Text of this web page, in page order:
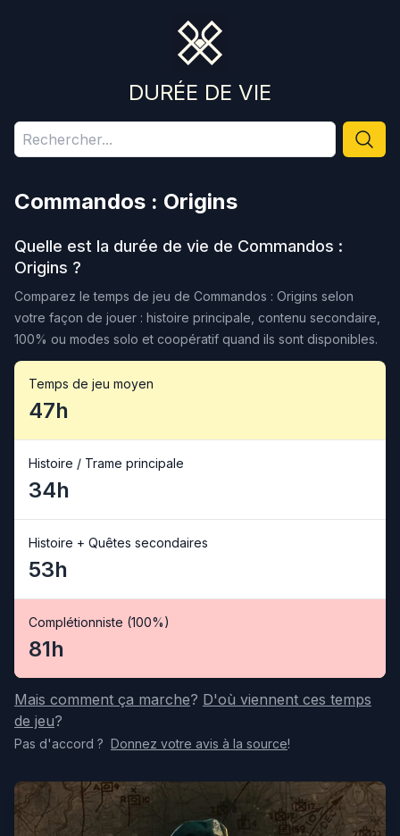
DURÉE DE VIE
Commandos : Origins
Quelle est la durée de vie de Commandos :
Origins ?
Comparez le temps de jeu de Commandos : Origins selon
votre façon de jouer : histoire principale, contenu secondaire,
100% ou modes solo et coopératif quand ils sont disponibles.
Temps de jeu moyen
47h
Histoire / Trame principale
34h
Histoire + Quêtes secondaires
53h
Complétionniste (100%)
81h
Mais comment ça marche? D'où viennent ces temps
de jeu?
Pas d'accord ? Donnez votre avis à la source!